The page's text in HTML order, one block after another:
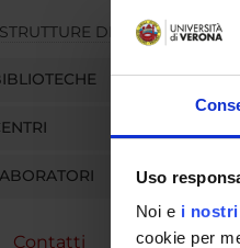
Uso
Noi e i nostri
cookie per
STRUTTURE DEL
Contatti